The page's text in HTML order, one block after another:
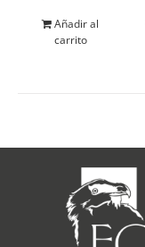
Añadir al
carrito